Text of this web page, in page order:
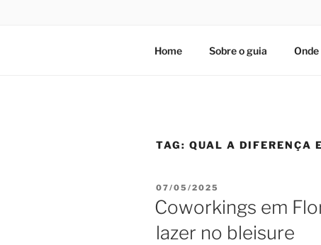
Home Sobre o guia
TAG: QUAL A DIFERENÇA
PUBLICADO
EM
07/05/2025
Coworkings em
lazer no bleisure